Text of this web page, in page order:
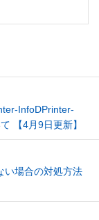
InfoDPrinter-
【4月9日更新】
い場合の対処方法